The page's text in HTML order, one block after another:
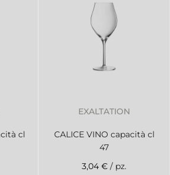
cl
EXALTATION
CALICE VINO capacità cl
47
3,04 € / pz.